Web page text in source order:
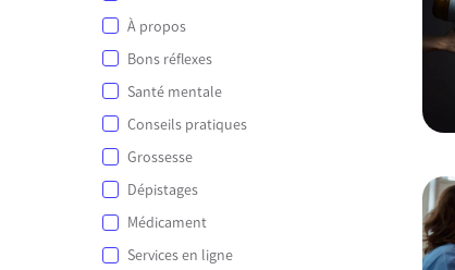
À propos
Bons réflexes
Santé mentale
Conseils pratiques
Grossesse
Dépistages
Médicament
Services en ligne